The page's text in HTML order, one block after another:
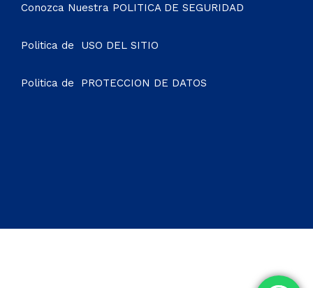
Conozca Nuestra POLITICA DE SEGURIDAD
Politica de USO DEL SITIO
Politica de PROTECCION DE DATOS